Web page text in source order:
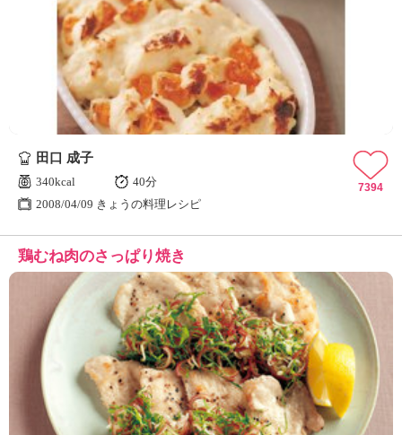
デ
ュ
ケ
ー
シ
ョ
ん
の
ょ
う
の
料
理
」
田口 成子
340kcal
40分
2008/04/09 きょうの料理レシピ
7394
鶏むね肉のさっぱり焼き